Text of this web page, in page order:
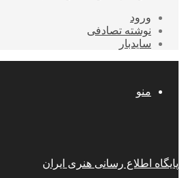
ورود
نوشته تصادفی
سایدبار
منو
پایگاه اطلاع رسانی هنری ایران